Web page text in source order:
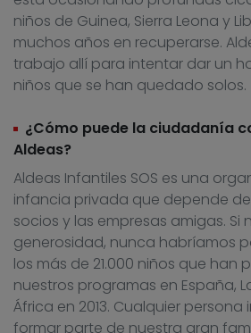
niños de Guinea, Sierra Leona y
muchos años en recuperarse.
trabajo allí para intentar dar un
niños que se han quedado solos.
¿Cómo puede la ciudadanía
Aldeas?
Aldeas Infantiles SOS es una
infancia privada que depende
socios y las empresas amigas. Si
generosidad, nunca habríamos
los más de 21.000 niños que han
nuestros programas en España,
África en 2013. Cualquier
formar parte de nuestra gran